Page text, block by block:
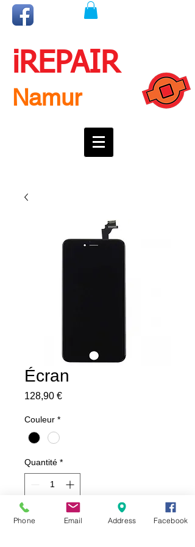
iREPAIR
Namur
Écran
128,90 €Prix
Couleur *
Quantité *
Ajouter au panier
Phone Email Address Facebook